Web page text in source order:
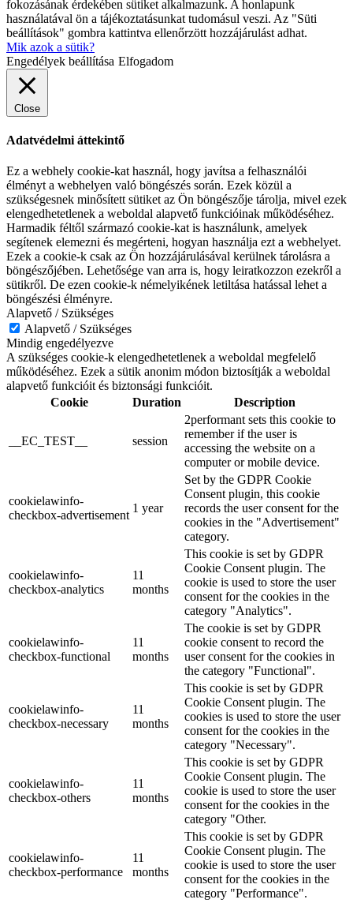
fokozásának érdekében sütiket alkalmazunk. A honlapunk
használatával ön a tájékoztatásunkat tudomásul veszi. Az "Süti
beállítások" gombra kattintva ellenőrzött hozzájárulást adhat.
Mik azok a sütik?
Engedélyek beállítása Elfogadom
Close
Adatvédelmi áttekintő
Ez a webhely cookie-kat használ, hogy javítsa a felhasználói
élményt a webhelyen való böngészés során. Ezek közül a
szükségesnek minősített sütiket az Ön böngészője tárolja, mivel ezek
elengedhetetlenek a weboldal alapvető funkcióinak működéséhez.
Harmadik féltől származó cookie-kat is használunk, amelyek
segítenek elemezni és megérteni, hogyan használja ezt a webhelyet.
Ezek a cookie-k csak az Ön hozzájárulásával kerülnek tárolásra a
böngészőjében. Lehetősége van arra is, hogy leiratkozzon ezekről a
sütikről. De ezen cookie-k némelyikének letiltása hatással lehet a
böngészési élményre.
Alapvető / Szükséges
Alapvető / Szükséges
Mindig engedélyezve
A szükséges cookie-k elengedhetetlenek a weboldal megfelelő
működéséhez. Ezek a sütik anonim módon biztosítják a weboldal
alapvető funkcióit és biztonsági funkcióit.
Cookie
Duration Description
__EC_TEST__ session
2performant sets this cookie to
remember if the user is
accessing the website on a
computer or mobile device.
cookielawinfo-
checkbox-advertisement
1 year
Set by the GDPR Cookie
Consent plugin, this cookie
records the user consent for the
cookies in the "Advertisement"
category.
cookielawinfo-
checkbox-analytics
11
months
This cookie is set by GDPR
Cookie Consent plugin. The
cookie is used to store the user
consent for the cookies in the
category "Analytics".
cookielawinfo-
checkbox-functional
11
months
The cookie is set by GDPR
cookie consent to record the
user consent for the cookies in
the category "Functional".
cookielawinfo-
checkbox-necessary
11
months
This cookie is set by GDPR
Cookie Consent plugin. The
cookies is used to store the user
consent for the cookies in the
category "Necessary".
cookielawinfo-
checkbox-others
11
months
This cookie is set by GDPR
Cookie Consent plugin. The
cookie is used to store the user
consent for the cookies in the
category "Other.
cookielawinfo-
checkbox-performance
11
months
This cookie is set by GDPR
Cookie Consent plugin. The
cookie is used to store the user
consent for the cookies in the
category "Performance".